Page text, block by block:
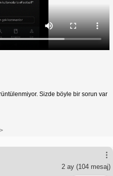
Sizde böyle bir sorun var
2 ay (104 mesaj)